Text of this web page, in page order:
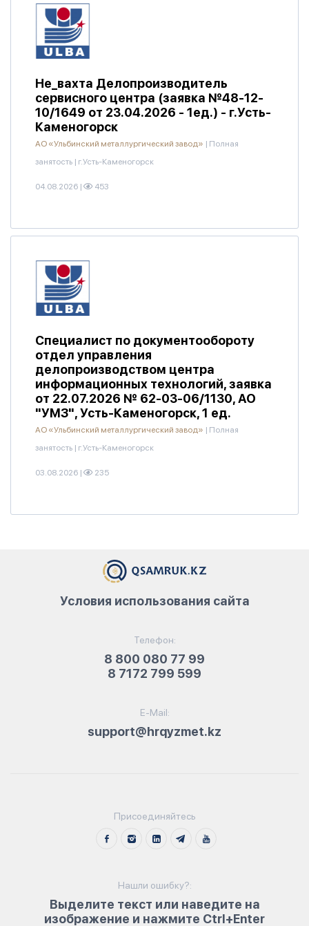
Не_вахта Делопроизводитель
сервисного центра (заявка №48-12-
10/1649 от 23.04.2026 - 1ед.) - г.Усть-
Каменогорск
АО «Ульбинский металлургический завод» | Полная
занятость | г.Усть-Каменогорск
04.08.2026 | 453
Специалист по документообороту
отдел управления
делопроизводством центра
информационных технологий, заявка
от 22.07.2026 № 62-03-06/1130, АО
"УМЗ", Усть-Каменогорск, 1 ед.
АО «Ульбинский металлургический завод» | Полная
занятость | г.Усть-Каменогорск
03.08.2026 | 235
Телефон:
8 800 080 77 99
8 7172 799 599
E-Mail:
support@hrqyzmet.kz
Условия использования сайта
Присоединяйтесь
Нашли ошибку?:
Выделите текст или наведите на
изображение и нажмите Ctrl+Enter